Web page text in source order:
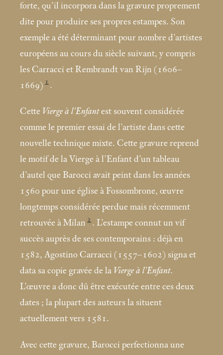
forte, qu’il incorpora dans la gravure proprement
dite pour produire ses propres estampes. Son
exemple a été déterminant pour nombre d’artistes
européens au cours du siècle suivant, y compris
les Carracci et Rembrandt van Rijn (1606–
1669) 1 .
Cette Vierge à l’Enfantest souvent considérée
comme le premier essai de l’artiste dans cette
nouvelle technique mixte. Cette gravure reprend
le motif de la Vierge à l’Enfant d’un tableau
d’autel que Barocci avait peint dans les années
1560 pour une église à Fossombrone, œuvre
longtemps considérée perdue mais récemment
retrouvée à Milan 2 . L’estampe connut un vif
succès auprès de ses contemporains : déjà en
1582, Agostino Carracci (1557–1602) signa et
data sa copie gravée de la Vierge à l’Enfant.
L’œuvre a donc dû être exécutée entre ces deux
dates ; la plupart des auteurs la situent
actuellement vers 1581.
Avec cette gravure, Barocci perfectionna une